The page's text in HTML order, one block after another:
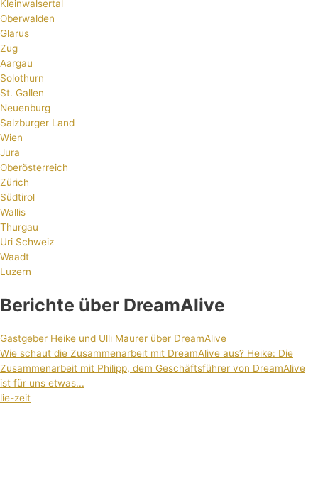
Kleinwalsertal
Oberwalden
Glarus
Zug
Aargau
Solothurn
St. Gallen
Neuenburg
Salzburger Land
Wien
Jura
Oberösterreich
Zürich
Südtirol
Wallis
Thurgau
Uri Schweiz
Waadt
Luzern
Berichte über DreamAlive
Gastgeber Heike und Ulli Maurer über DreamAlive
Wie schaut die Zusammenarbeit mit DreamAlive aus? Heike: Die
Zusammenarbeit mit Philipp, dem Geschäftsführer von DreamAlive
ist für uns etwas...
lie-zeit